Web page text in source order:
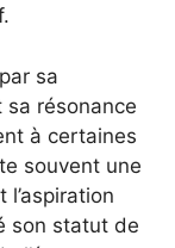
sa
résonance
à certaines
souvent une
son statut de